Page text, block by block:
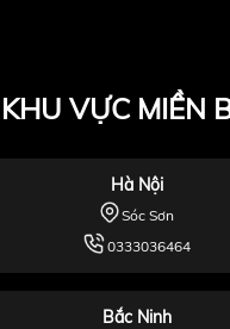
KHU VỰC MIỀN
Hà Nội
Sóc Sơn
0333036464
Bắc Ninh